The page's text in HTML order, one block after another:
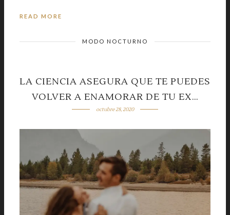
READ MORE
MODO NOCTURNO
LA CIENCIA ASEGURA QUE TE PUEDES
VOLVER A ENAMORAR DE TU EX…
octubre 28, 2020